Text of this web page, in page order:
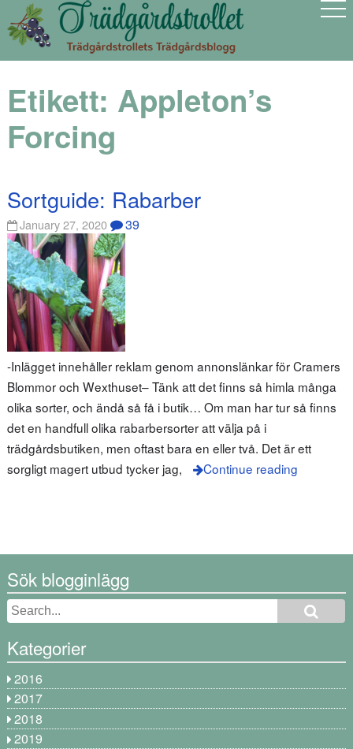
Etikett: Appleton’s
Forcing
Sortguide: Rabarber
January 27, 2020 39
-Inlägget innehåller reklam genom annonslänkar för Cramers
Blommor och Wexthuset– Tänk att det finns så himla många
olika sorter, och ändå så få i butik… Om man har tur så finns
det en handfull olika rabarbersorter att välja på i
trädgårdsbutiken, men oftast bara en eller två. Det är ett
sorgligt magert utbud tycker jag,
Continue reading
Sök blogginlägg
Kategorier
2016
2017
2018
2019